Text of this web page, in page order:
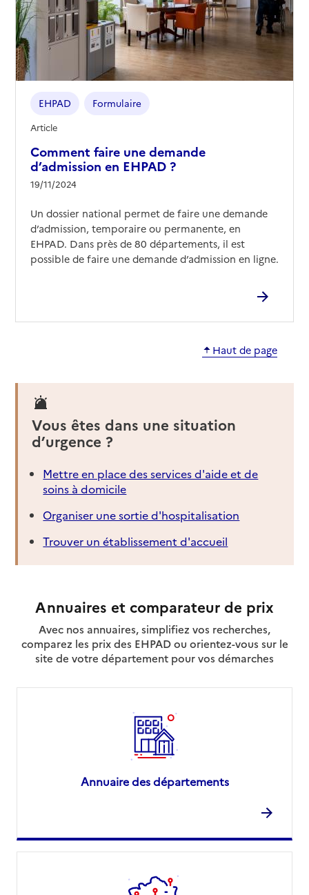
Comment faire une demande
d’admission en EHPAD ?
19/11/2024
EHPAD Formulaire
Article
Un dossier national permet de faire une demande
d’admission, temporaire ou permanente, en
EHPAD. Dans près de 80 départements, il est
possible de faire une demande d’admission en ligne.
Haut de page
Vous êtes dans une situation
d’urgence ?
Mettre en place des services d'aide et de
soins à domicile
Organiser une sortie d'hospitalisation
Trouver un établissement d'accueil
Annuaires et comparateur de prix
Avec nos annuaires, simplifiez vos recherches,
comparez les prix des EHPAD ou orientez-vous sur le
site de votre département pour vos démarches
Annuaire des départements